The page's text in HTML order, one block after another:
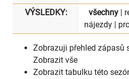
VÝSLEDKY:
všechny|
nájezdy |
Zobrazuji přehled zápasů
Zobrazit vše
Zobrazit tabulku této